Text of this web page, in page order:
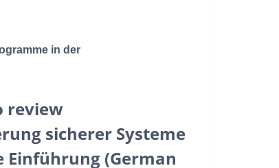
in der
review
sicherer Systeme
Einführung (German